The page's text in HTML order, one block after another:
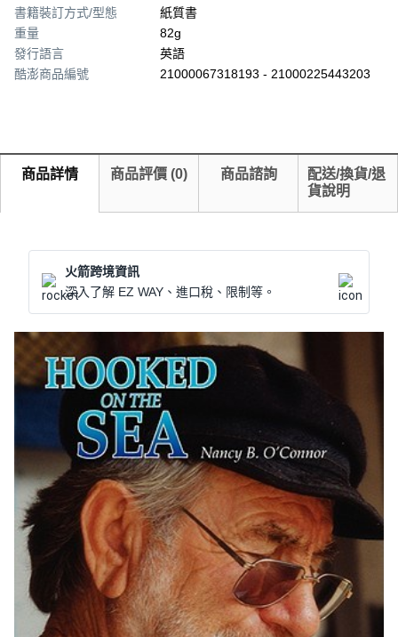
書籍裝訂方式/型態
紙質書
重量
82g
發行語言
英語
酷澎商品編號
21000067318193 - 21000225443203
商品詳情 商品評價 (0) 商品諮詢
配送/換貨/退
貨說明
火箭跨境資訊
深入了解 EZ WAY、進口稅、限制等。